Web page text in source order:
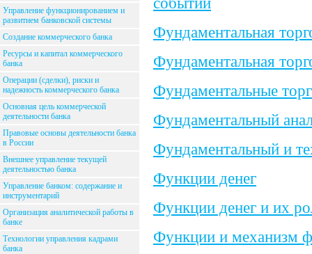
Управление функционированием и
развитием банковской системы
Создание коммерческого банка
Ресурсы и капитал коммерческого
банка
Операции (сделки), риски и
надежность коммерческого банка
Основная цель коммерческой
деятельности банка
Правовые основы деятельности банка
в России
Внешнее управление текущей
деятельностью банка
Управление банком: содержание и
инструментарий
Организация аналитической работы в
банке
Технологии управления кадрами
банка
Фундаментальная
Фундаментальная
Фундаментальные
Фундаментальный
Фундаментальный и
Функции денег
Функции денег и их
Функции и механизм